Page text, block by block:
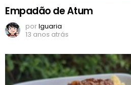
Empadão de Atum
porIguaria
13 anos atrás